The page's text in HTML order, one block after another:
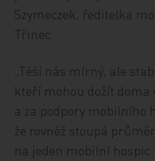
Szymeczek, ředitelka
Třinec.
„Těší nás mírný, ale
kteří mohou dožít doma
a za podpory mobilního
že rovněž stoupá
na jeden mobilní